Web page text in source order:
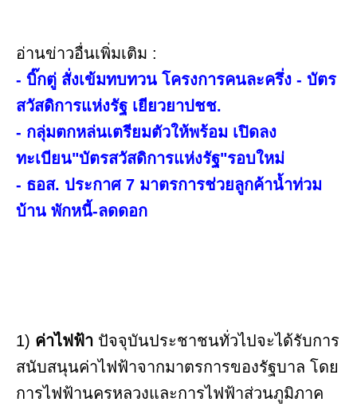
อ่านข่าวอื่นเพิ่มเติม :
- บิ๊กตู่ สั่งเข้มทบทวน โครงการคนละครึ่ง - บัตร
สวัสดิการแห่งรัฐ เยียวยาปชช.
- กลุ่มตกหล่นเตรียมตัวให้พร้อม เปิดลง
ทะเบียน"บัตรสวัสดิการแห่งรัฐ"รอบใหม่
- ธอส. ประกาศ 7 มาตรการช่วยลูกค้าน้ำท่วม
บ้าน พักหนี้-ลดดอก
1) ค่าไฟฟ้า ปัจจุบันประชาชนทั่วไปจะได้รับการ
สนับสนุนค่าไฟฟ้าจากมาตรการของรัฐบาล โดย
การไฟฟ้านครหลวงและการไฟฟ้าส่วนภูมิภาค